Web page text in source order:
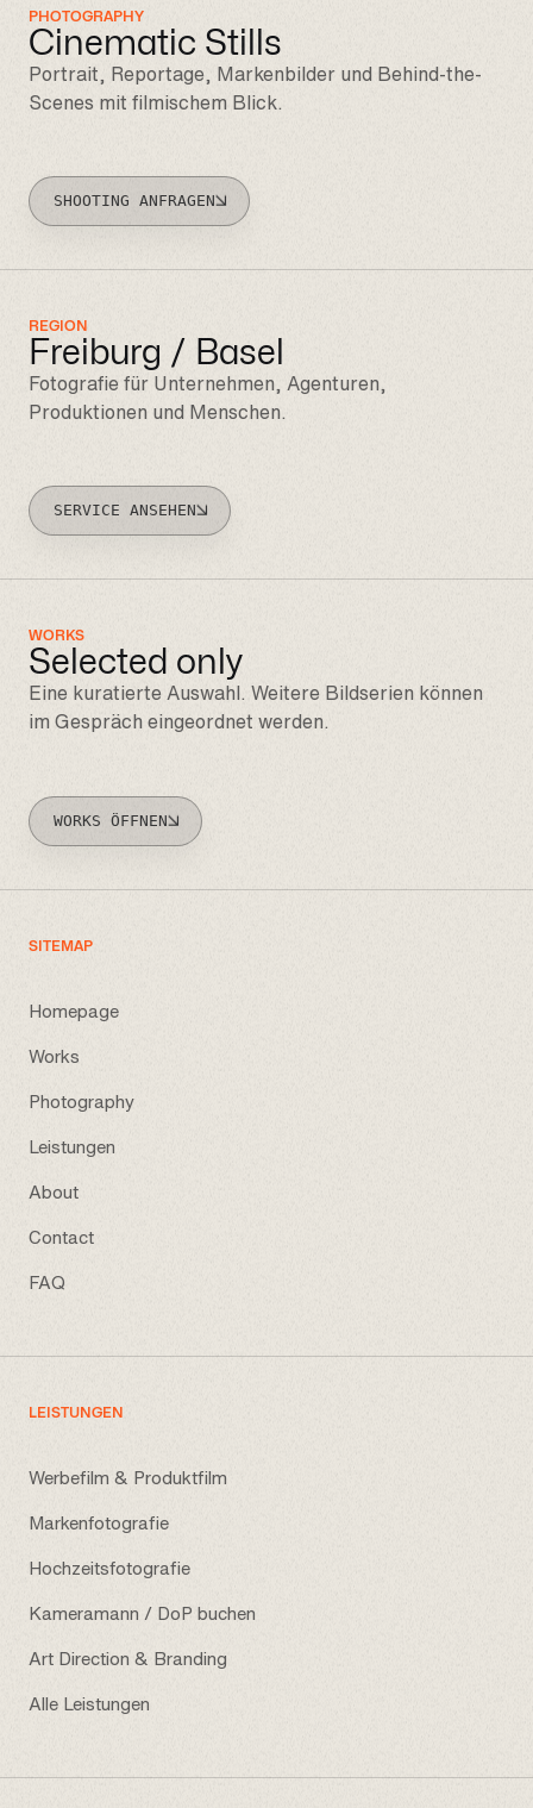
PHOTOGRAPHY
Cinematic Stills
Portrait, Reportage, Markenbilder und Behind-the-
Scenes mit filmischem Blick.
SHOOTING ANFRAGEN
REGION
Freiburg / Basel
Fotografie für Unternehmen, Agenturen,
Produktionen und Menschen.
SERVICE ANSEHEN
WORKS
Selected only
Eine kuratierte Auswahl. Weitere Bildserien können
im Gespräch eingeordnet werden.
WORKS ÖFFNEN
SITEMAP
Homepage
Works
Photography
Leistungen
About
Contact
FAQ
LEISTUNGEN
Werbefilm & Produktfilm
Markenfotografie
Hochzeitsfotografie
Kameramann / DoP buchen
Art Direction & Branding
Alle Leistungen